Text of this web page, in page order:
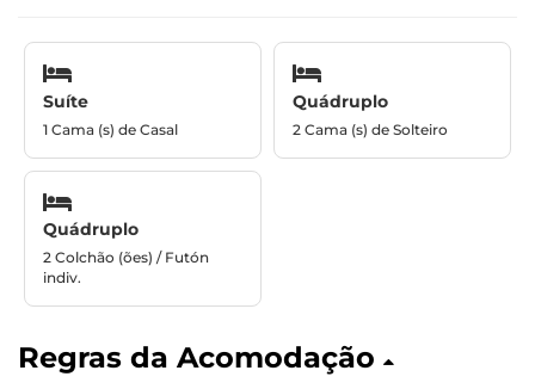
Suíte
1 Cama (s) de Casal
Quádruplo
2 Cama (s) de Solteiro
Quádruplo
2 Colchão (ões) / Futón
indiv.
Regras da Acomodação